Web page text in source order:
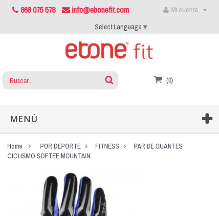
868 075 578 info@ebonefit.com
Mi cuenta
Select Language ▼
(0)
MENÚ
Home POR DEPORTE FITNESS
PAR DE GUANTES
CICLISMO SOFTEE MOUNTAIN